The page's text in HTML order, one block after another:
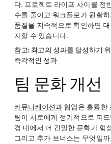
다. 프로젝트 라이프 사이클 전
수를 줄이고 워크플로가 원활
품질을 지속적으로 확인하면
지할 수 있습니다.
참고: 최고의 성과를 달성하기
즉각적인 성과
팀 문화 개선
커뮤니케이션과협업은 훌륭한
팀이 서로에게 정기적으로 피
경 내에서 더 긴밀한 문화가 형
그리고 추가 보너스는 무엇일